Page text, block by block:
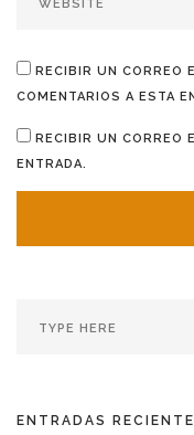
RECIBIR UN CORREO
COMENTARIOS A ESTA
RECIBIR UN CORREO
ENTRADA.
ENTRADAS